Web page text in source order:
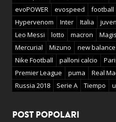
evoPOWER
evospeed football
Hypervenom
Inter Italia
Leo Messi
lotto macron
Mercurial
Mizuno new balance
Nike Football
palloni calcio
Premier League
puma Real
Russia 2018
Serie A Tiempo
POST POPOLARI